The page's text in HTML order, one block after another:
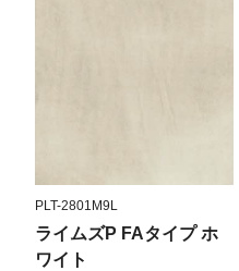
PLT-2801M9L
ライムズP FAタイプ ホ
ワイト